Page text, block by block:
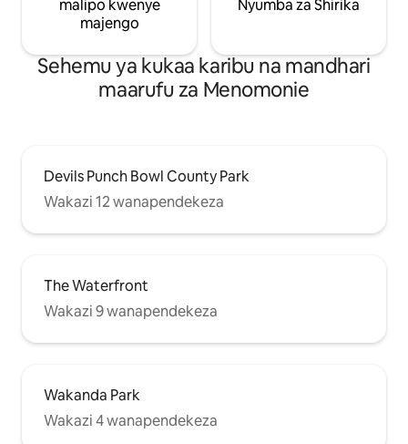
malipo kwenye
majengo
Nyumba za Shirika
Sehemu ya kukaa karibu na mandhari
maarufu za Menomonie
Devils Punch Bowl County Park
Wakazi 12 wanapendekeza
The Waterfront
Wakazi 9 wanapendekeza
Wakanda Park
Wakazi 4 wanapendekeza